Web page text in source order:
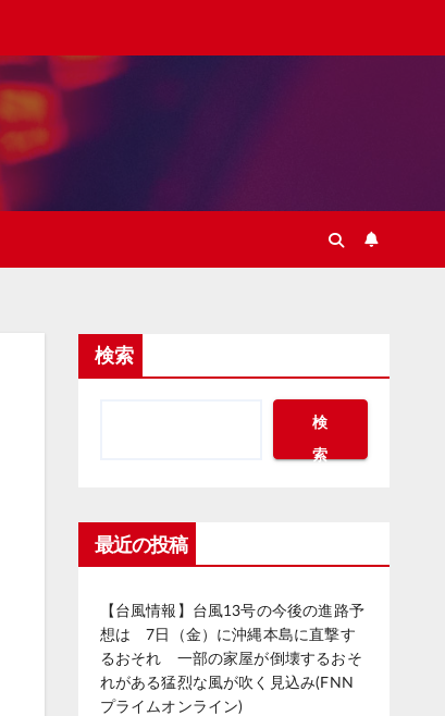
検索
検
索
最近の投稿
【台風情報】台風13号の今後の進路予
想は 7日（金）に沖縄本島に直撃す
るおそれ 一部の家屋が倒壊するおそ
れがある猛烈な風が吹く見込み(FNN
プライムオンライン)